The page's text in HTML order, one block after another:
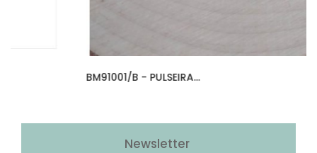
BM91001/B - PULSEIRA...
Newsletter